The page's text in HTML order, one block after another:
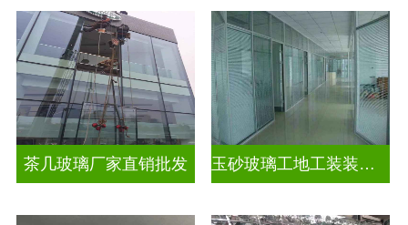
茶几玻璃厂家直销批发 玉砂玻璃工地工装装饰玻璃